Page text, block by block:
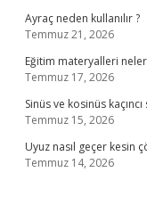
Ayraç neden kullanılır ?
Temmuz 21, 2026
Eğitim materyalleri
Temmuz 17, 2026
Sinüs ve kosinüs kaçıncı
Temmuz 15, 2026
Uyuz nasıl geçer kesin
Temmuz 14, 2026